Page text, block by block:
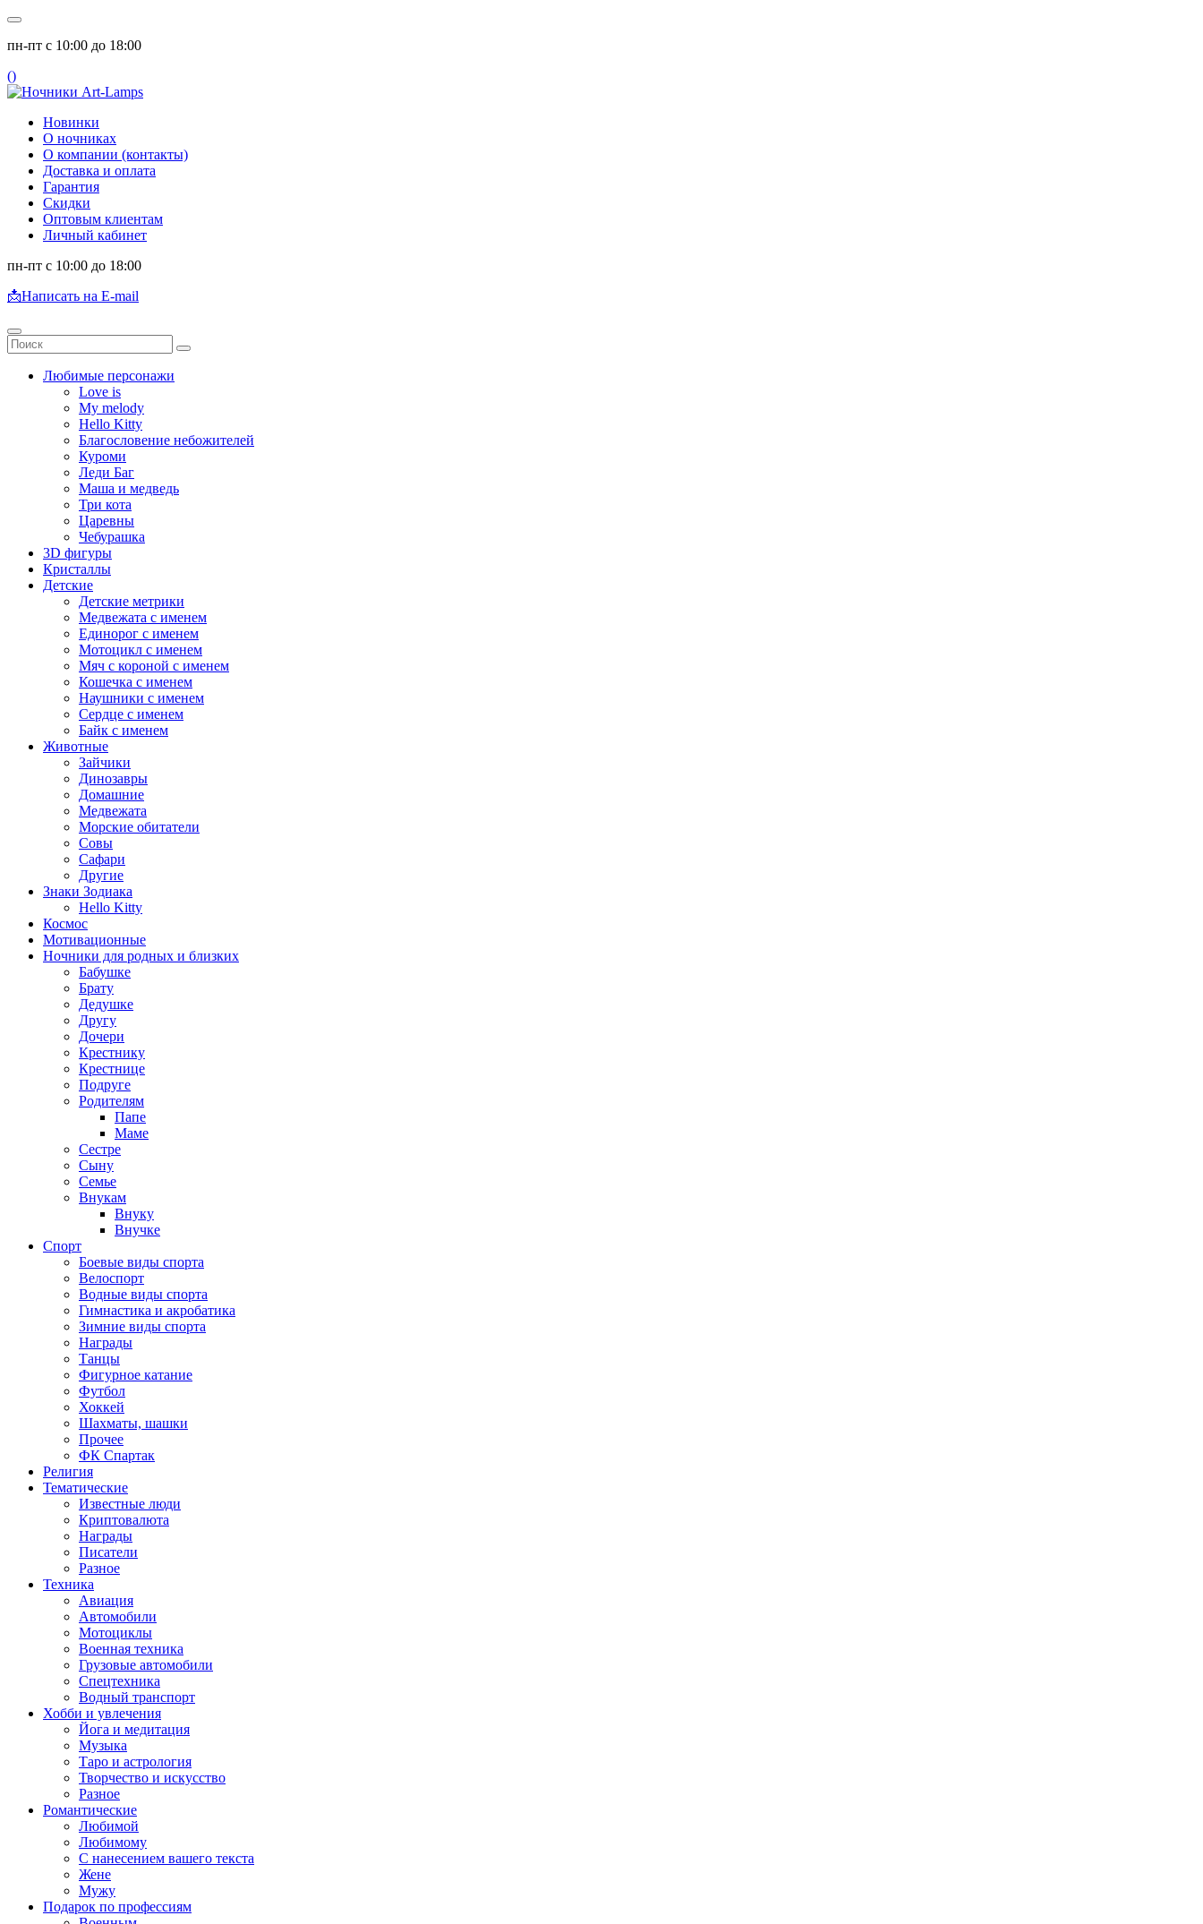
пн-пт с 10:00 до 18:00
()
Новинки
О ночниках
О компании (контакты)
Доставка и оплата
Гарантия
Скидки
Оптовым клиентам
Личный кабинет
пн-пт с 10:00 до 18:00
📩Написать на E-mail
Любимые персонажи
Love is
My melody
Hello Kitty
Благословение небожителей
Куроми
Леди Баг
Маша и медведь
Три кота
Царевны
Чебурашка
3D фигуры
Кристаллы
Детские
Детские метрики
Медвежата с именем
Единорог с именем
Мотоцикл с именем
Мяч с короной с именем
Кошечка с именем
Наушники с именем
Сердце с именем
Байк с именем
Животные
Зайчики
Динозавры
Домашние
Медвежата
Морские обитатели
Совы
Сафари
Другие
Знаки Зодиака
Hello Kitty
Космос
Мотивационные
Ночники для родных и близких
Бабушке
Брату
Дедушке
Другу
Дочери
Крестнику
Крестнице
Подруге
Родителям
Папе
Маме
Сестре
Сыну
Семье
Внукам
Внуку
Внучке
Спорт
Боевые виды спорта
Велоспорт
Водные виды спорта
Гимнастика и акробатика
Зимние виды спорта
Награды
Танцы
Фигурное катание
Футбол
Хоккей
Шахматы, шашки
Прочее
ФК Спартак
Религия
Тематические
Известные люди
Криптовалюта
Награды
Писатели
Разное
Техника
Авиация
Автомобили
Мотоциклы
Военная техника
Грузовые автомобили
Спецтехника
Водный транспорт
Хобби и увлечения
Йога и медитация
Музыка
Таро и астрология
Творчество и искусство
Разное
Романтические
Любимой
Любимому
С нанесением вашего текста
Жене
Мужу
Подарок по профессиям